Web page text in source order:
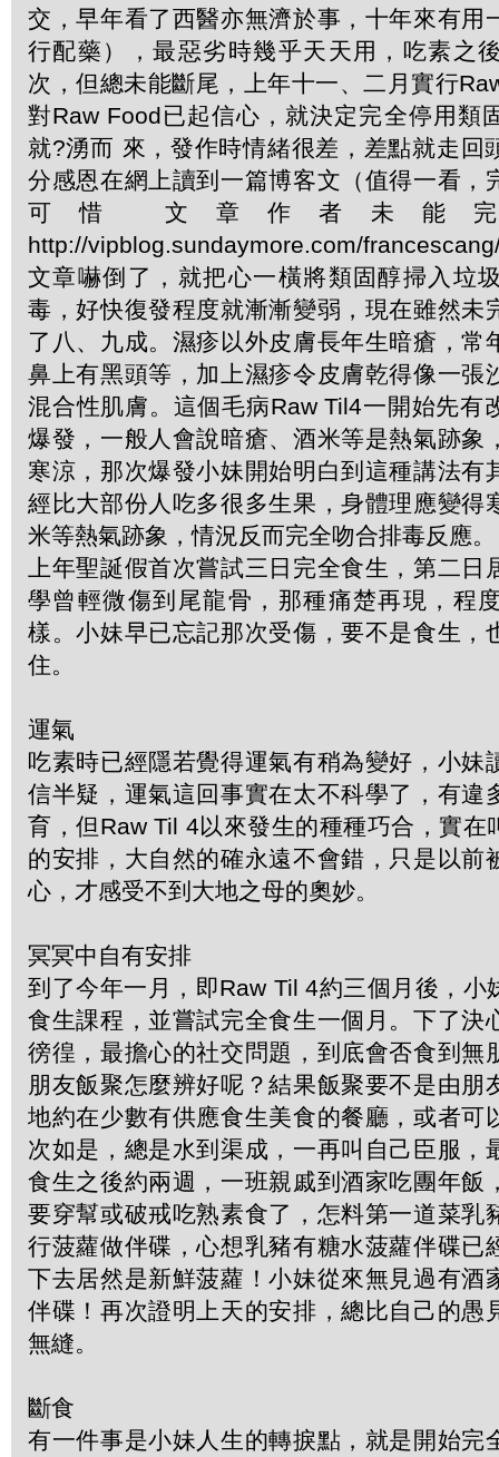
交，早年看了西醫亦無濟於事，十年來有用
行配藥），最惡劣時幾乎天天用，吃素之
次，但總未能斷尾，上年十一、二月實行
對Raw Food已起信心，就決定完全停用類
就?湧而 來，發作時情緒很差，差點就走回
分感恩在網上讀到一篇博客文（值得一看，
可惜 文章作者未能
http://vipblog.sundaymore.com/
文章嚇倒了，就把心一橫將類固醇掃入垃
毒，好快復發程度就漸漸變弱，現在雖然未
了八、九成。濕疹以外皮膚長年生暗瘡，常
鼻上有黑頭等，加上濕疹令皮膚乾得像一張
混合性肌膚。這個毛病Raw Til4一開始先有
爆發，一般人會說暗瘡、酒米等是熱氣跡象
寒涼，那次爆發小妹開始明白到這種講法有
經比大部份人吃多很多生果，身體理應變得
米等熱氣跡象，情況反而完全吻合排毒反應。
上年聖誕假首次嘗試三日完全食生，第二日
學曾輕微傷到尾龍骨，那種痛楚再現，程
樣。小妹早已忘記那次受傷，要不是食生，
住。
運氣
吃素時已經隱若覺得運氣有稍為變好，小妹
信半疑，運氣這回事實在太不科學了，有違
育，但Raw Til 4以來發生的種種巧合，實在
的安排，大自然的確永遠不會錯，只是以前
心，才感受不到大地之母的奧妙。
冥冥中自有安排
到了今年一月，即Raw Til 4約三個月後，小
食生課程，並嘗試完全食生一個月。下了決
徬徨，最擔心的社交問題，到底會否食到無
朋友飯聚怎麼辨好呢？結果飯聚要不是由朋
地約在少數有供應食生美食的餐廳，或者可
次如是，總是水到渠成，一再叫自己臣服，
食生之後約兩週，一班親戚到酒家吃團年飯
要穿幫或破戒吃熟素食了，怎料第一道菜乳
行菠蘿做伴碟，心想乳豬有糖水菠蘿伴碟已
下去居然是新鮮菠蘿！小妹從來無見過有酒
伴碟！再次證明上天的安排，總比自己的愚
無縫。
斷食
有一件事是小妹人生的轉捩點，就是開始完